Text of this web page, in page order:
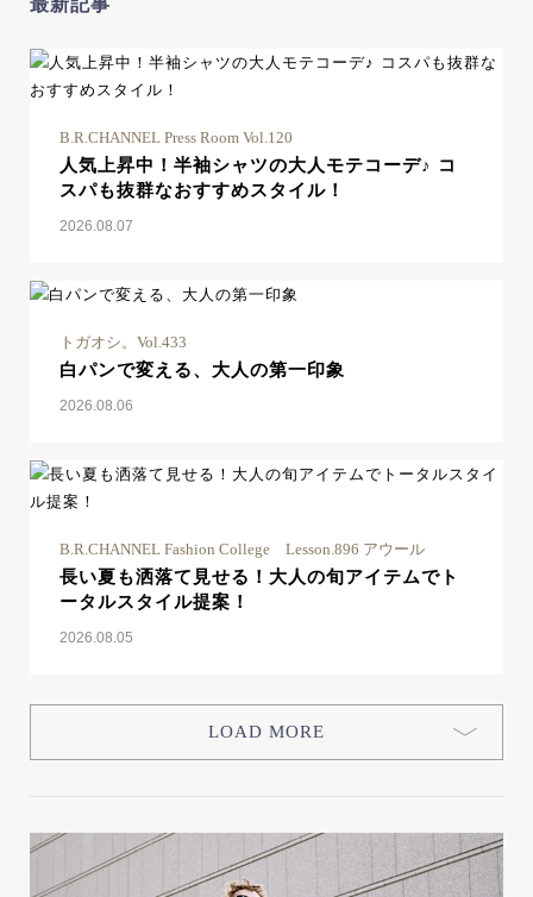
最新記事
B.R.CHANNEL Press Room Vol.120
人気上昇中！半袖シャツの大人モテコーデ♪ コ
スパも抜群なおすすめスタイル！
2026.08.07
トガオシ。Vol.433
白パンで変える、大人の第一印象
2026.08.06
B.R.CHANNEL Fashion College Lesson.896 アウール
長い夏も洒落て見せる！大人の旬アイテムでト
ータルスタイル提案！
2026.08.05
LOAD MORE